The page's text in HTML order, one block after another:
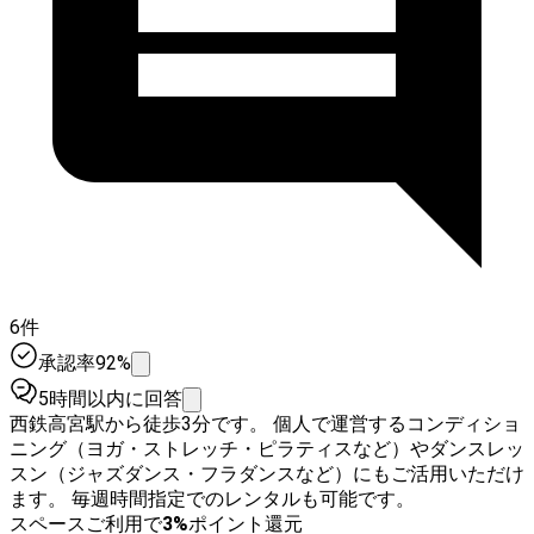
6件
承認率92%
5時間以内に回答
西鉄高宮駅から徒歩3分です。 個人で運営するコンディショ
ニング（ヨガ・ストレッチ・ピラティスなど）やダンスレッ
スン（ジャズダンス・フラダンスなど）にもご活用いただけ
ます。 毎週時間指定でのレンタルも可能です。
スペースご利用で3%ポイント還元